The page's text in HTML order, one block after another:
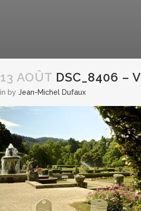
13 AOÛT DSC_8406 –
in by Jean-Michel Dufaux